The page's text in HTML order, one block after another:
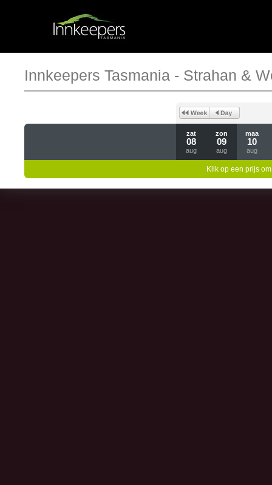
Innkeepers Tasmania - Strahan &
zat
08
aug
zon
09
aug
maa
10
aug
Klik op een prijs